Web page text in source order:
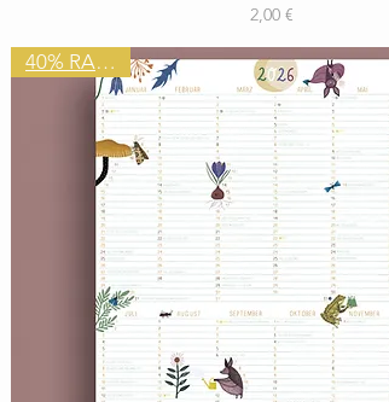
Preis
2,00 €
40% RABATT